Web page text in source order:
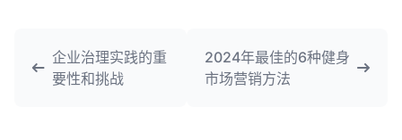
企业治理实践的重
要性和挑战
2024年最佳的6种健身
市场营销方法